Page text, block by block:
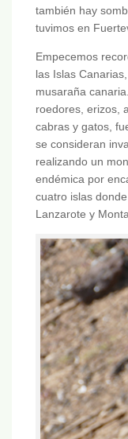
también hay
tuvimos en
Empecemos
las Islas
musaraña
roedores, erizos,
cabras y gatos,
se consideran
realizando un
endémica por
cuatro islas
Lanzarote y